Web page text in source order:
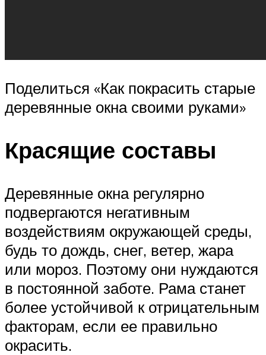
Поделиться «Как покрасить старые
деревянные окна своими руками»
Красящие составы
Деревянные окна регулярно
подвергаются негативным
воздействиям окружающей среды,
будь то дождь, снег, ветер, жара
или мороз. Поэтому они нуждаются
в постоянной заботе. Рама станет
более устойчивой к отрицательным
факторам, если ее правильно
окрасить.